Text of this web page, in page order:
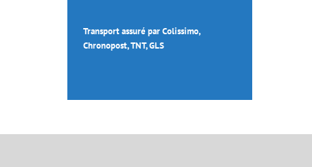
Transport assuré par Colissimo,
Chronopost, TNT, GLS